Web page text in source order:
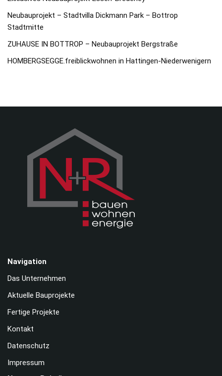
Neubauprojekt – Stadtvilla Dickmann Park – Bottrop
Stadtmitte
ZUHAUSE IN BOTTROP – Neubauprojekt Bergstraße
HOMBERGSEGGE.freiblickwohnen in Hattingen-Niederwenigern
Navigation
Das Unternehmen
Aktuelle Bauprojekte
Fertige Projekte
Kontakt
Datenschutz
Impressum